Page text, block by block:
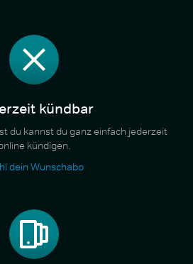
kündbar
du kannst du ganz einfach jederzeit
kündigen.
dein Wunschabo